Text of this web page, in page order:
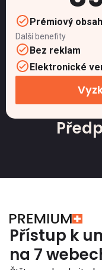
Prémiový
Další benefity
Bez reklam
Elektronické
Přístup k
na 7